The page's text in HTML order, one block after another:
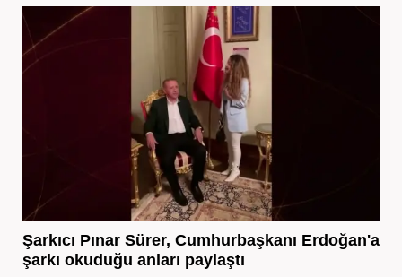
Şarkıcı Pınar Sürer, Cumhurbaşkanı Erdoğan'a
şarkı okuduğu anları paylaştı